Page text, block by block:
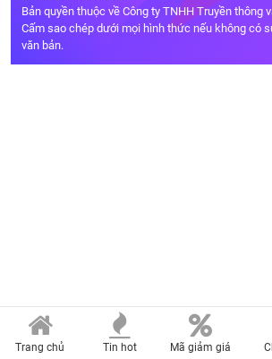
Bản quyền thuộc về Công ty TNHH Truyền thông
Cấm sao chép dưới mọi hình thức nếu không có
văn bản.
Trang chủ Tin hot Mã giảm giá